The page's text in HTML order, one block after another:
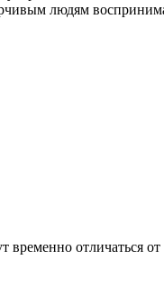
людям
отличаться